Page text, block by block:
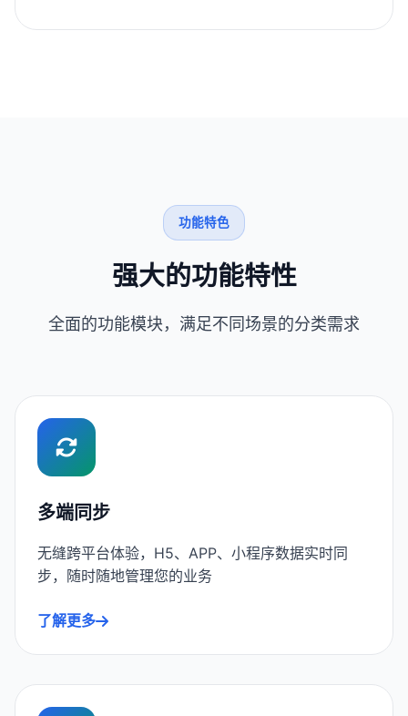
功能特色
强大的功能特性
全面的功能模块，满足不同场景的分类需求
多端同步
无缝跨平台体验，H5、APP、小程序数据实时同
步，随时随地管理您的业务
了解更多